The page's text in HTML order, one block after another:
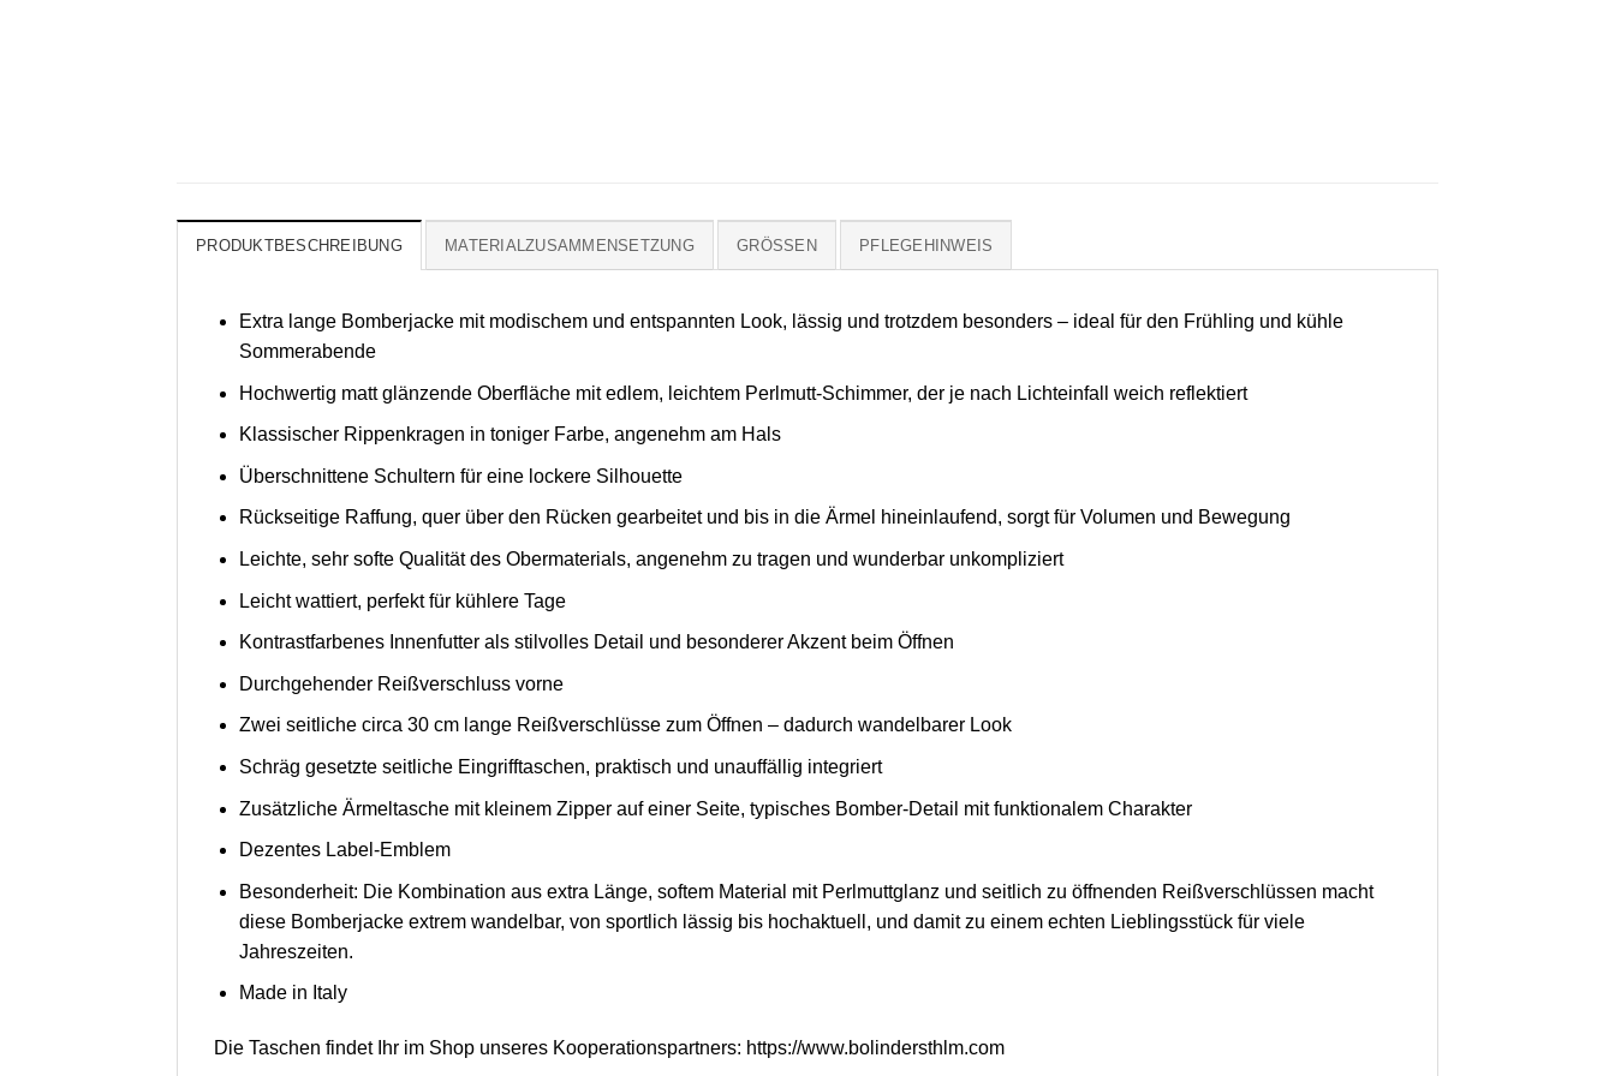
PRODUKTBESCHREIBUNG MATERIALZUSAMMENSETZUNG GRÖSSEN PFLEGEHINWEIS
Extra lange Bomberjacke mit modischem und entspannten Look, lässig und trotzdem besonders – ideal für den Frühling und kühle
Sommerabende
Hochwertig matt glänzende Oberfläche mit edlem, leichtem Perlmutt-Schimmer, der je nach Lichteinfall weich reflektiert
Klassischer Rippenkragen in toniger Farbe, angenehm am Hals
Überschnittene Schultern für eine lockere Silhouette
Rückseitige Raffung, quer über den Rücken gearbeitet und bis in die Ärmel hineinlaufend, sorgt für Volumen und Bewegung
Leichte, sehr softe Qualität des Obermaterials, angenehm zu tragen und wunderbar unkompliziert
Leicht wattiert, perfekt für kühlere Tage
Kontrastfarbenes Innenfutter als stilvolles Detail und besonderer Akzent beim Öffnen
Durchgehender Reißverschluss vorne
Zwei seitliche circa 30 cm lange Reißverschlüsse zum Öffnen – dadurch wandelbarer Look
Schräg gesetzte seitliche Eingrifftaschen, praktisch und unauffällig integriert
Zusätzliche Ärmeltasche mit kleinem Zipper auf einer Seite, typisches Bomber-Detail mit funktionalem Charakter
Dezentes Label-Emblem
Besonderheit: Die Kombination aus extra Länge, softem Material mit Perlmuttglanz und seitlich zu öffnenden Reißverschlüssen macht
diese Bomberjacke extrem wandelbar, von sportlich lässig bis hochaktuell, und damit zu einem echten Lieblingsstück für viele
Jahreszeiten.
Made in Italy
Die Taschen findet Ihr im Shop unseres Kooperationspartners: https://www.bolindersthlm.com